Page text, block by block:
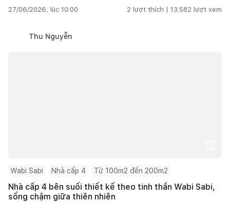
27/06/2026, lúc 10:00 2 lượt thích | 13.582 lượt xem
Thu Nguyễn
Wabi Sabi Nhà cấp 4 Từ 100m2 đến 200m2
Nhà cấp 4 bên suối thiết kế theo tinh thần Wabi Sabi,
sống chậm giữa thiên nhiên